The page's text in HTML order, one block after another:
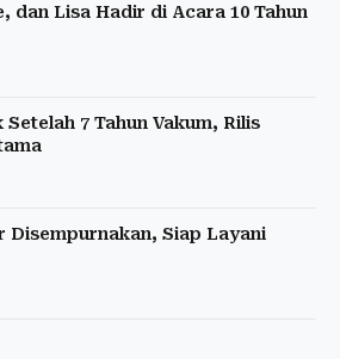
dan Lisa Hadir di Acara 10 Tahun
7 Tahun Vakum, Rilis
Disempurnakan, Siap Layani